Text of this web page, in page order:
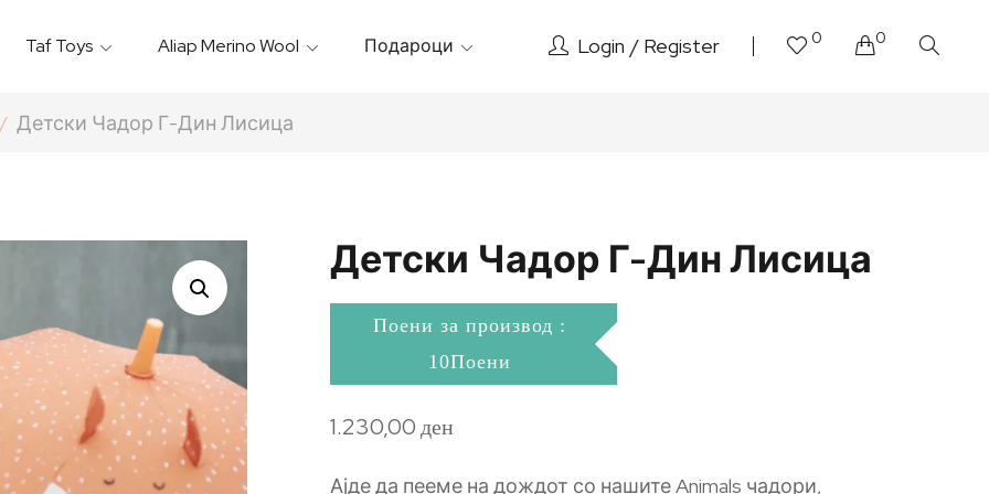
Taf Toys Aliap Merino Wool Подароци Login Register 0 0
Детски Чадор Г-Дин Лисица
Детски Чадор Г-Дин Лисица
Поени за производ :
10Поени
1.230,00ден
Ајде да пееме на дождот со нашите Animals чадори,